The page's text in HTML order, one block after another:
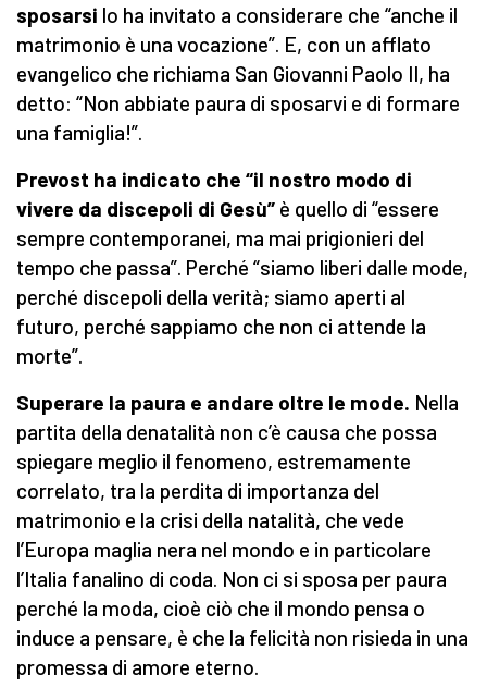
sposarsi lo ha invitato a considerare che “anche il
matrimonio è una vocazione”. E, con un afflato
evangelico che richiama San Giovanni Paolo II, ha
detto: “Non abbiate paura di sposarvi e di formare
una famiglia!”.
Prevost ha indicato che “il nostro modo di
vivere da discepoli di Gesù” è quello di “essere
sempre contemporanei, ma mai prigionieri del
tempo che passa”. Perché “siamo liberi dalle mode,
perché discepoli della verità; siamo aperti al
futuro, perché sappiamo che non ci attende la
morte”.
Superare la paura e andare oltre le mode. Nella
partita della denatalità non c’è causa che possa
spiegare meglio il fenomeno, estremamente
correlato, tra la perdita di importanza del
matrimonio e la crisi della natalità, che vede
l’Europa maglia nera nel mondo e in particolare
l’Italia fanalino di coda. Non ci si sposa per paura
perché la moda, cioè ciò che il mondo pensa o
induce a pensare, è che la felicità non risieda in una
promessa di amore eterno.